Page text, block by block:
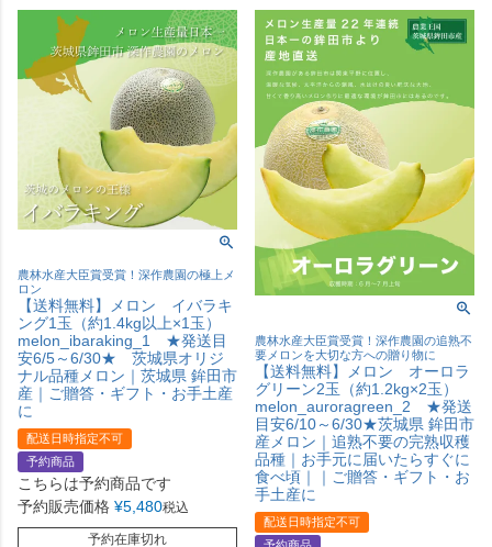
農林水産大臣賞受賞！深作農園の極上メ
ロン
【送料無料】メロン イバラキ
ング1玉（約1.4kg以上×1玉）
melon_ibaraking_1 ★発送目
安6/5～6/30★ 茨城県オリジ
ナル品種メロン｜茨城県 鉾田市
産｜ご贈答・ギフト・お手土産
に
配送日時指定不可
予約商品
こちらは予約商品です
予約販売価格 ¥5,480税込
予約在庫切れ
農林水産大臣賞受賞！深作農園の追熟不
要メロンを大切な方への贈り物に
【送料無料】メロン オーロラ
グリーン2玉（約1.2kg×2玉）
melon_auroragreen_2 ★発送
目安6/10～6/30★茨城県 鉾田市
産メロン｜追熟不要の完熟収穫
品種｜お手元に届いたらすぐに
食べ頃｜｜ご贈答・ギフト・お
手土産に
配送日時指定不可